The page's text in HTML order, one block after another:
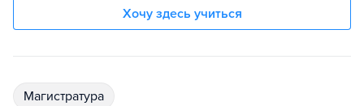
Хочу здесь учиться
магистратура